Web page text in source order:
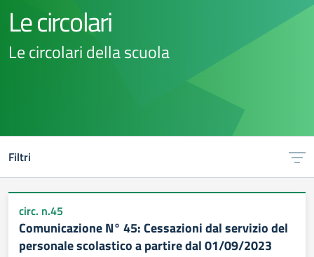
Le circolari
Le circolari della scuola
Filtri
circ. n.45
Comunicazione N° 45: Cessazioni dal servizio del
personale scolastico a partire dal 01/09/2023